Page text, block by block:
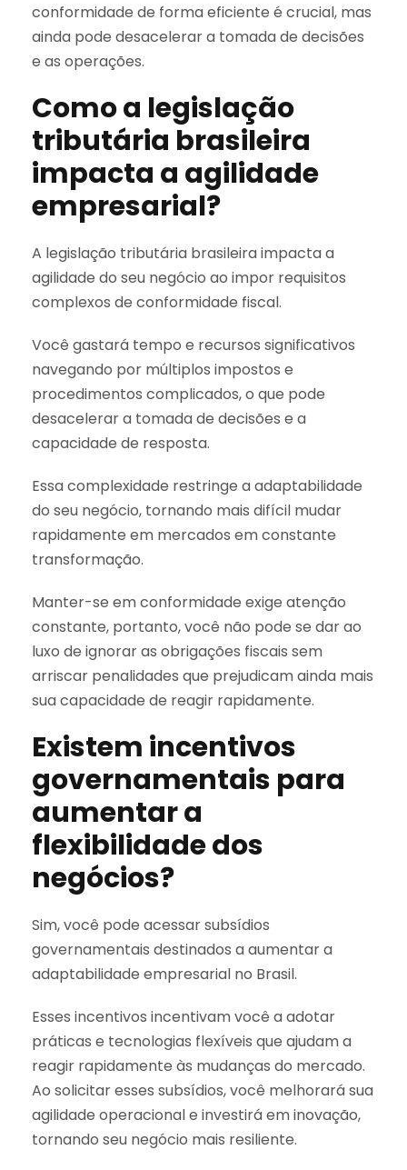
conformidade de forma eficiente é crucial, mas
ainda pode desacelerar a tomada de decisões
e as operações.
Como a legislação
tributária brasileira
impacta a agilidade
empresarial?
A legislação tributária brasileira impacta a
agilidade do seu negócio ao impor requisitos
complexos de conformidade fiscal.
Você gastará tempo e recursos significativos
navegando por múltiplos impostos e
procedimentos complicados, o que pode
desacelerar a tomada de decisões e a
capacidade de resposta.
Essa complexidade restringe a adaptabilidade
do seu negócio, tornando mais difícil mudar
rapidamente em mercados em constante
transformação.
Manter-se em conformidade exige atenção
constante, portanto, você não pode se dar ao
luxo de ignorar as obrigações fiscais sem
arriscar penalidades que prejudicam ainda mais
sua capacidade de reagir rapidamente.
Existem incentivos
governamentais para
aumentar a
flexibilidade dos
negócios?
Sim, você pode acessar subsídios
governamentais destinados a aumentar a
adaptabilidade empresarial no Brasil.
Esses incentivos incentivam você a adotar
práticas e tecnologias flexíveis que ajudam a
reagir rapidamente às mudanças do mercado.
Ao solicitar esses subsídios, você melhorará sua
agilidade operacional e investirá em inovação,
tornando seu negócio mais resiliente.